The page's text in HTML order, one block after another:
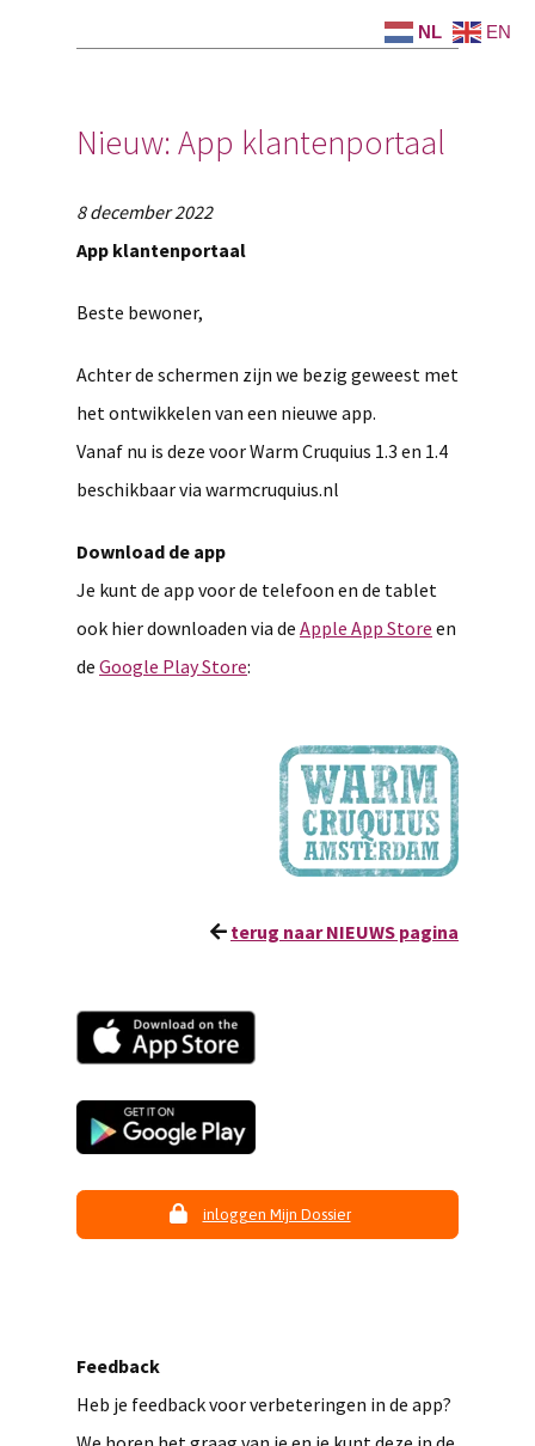
Nieuw: App klantenportaal
8 december 2022
App klantenportaal
Beste bewoner,
Achter de schermen zijn we bezig geweest met
het ontwikkelen van een nieuwe app.
Vanaf nu is deze voor Warm Cruquius 1.3 en 1.4
beschikbaar via warmcruquius.nl
Download de app
Je kunt de app voor de telefoon en de tablet
ook hier downloaden via de Apple App Store en
de Google Play Store:
terug naar NIEUWS pagina
inloggen Mijn Dossier
Feedback
Heb je feedback voor verbeteringen in de app?
NL EN